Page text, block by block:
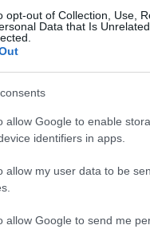
opt-out of Collection, Use,
Data that Is
allow Google to enable
identifiers in apps.
allow my user data to be
allow Google to send me